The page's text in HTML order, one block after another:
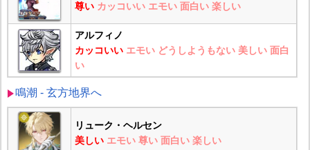
尊い カッコいい エモい 面白い 楽しい
アルフィノ
カッコいい エモい どうしようもない 美しい 面白
い
鳴潮 - 玄方地界へ
リューク・ヘルセン
美しい エモい 尊い 面白い 楽しい